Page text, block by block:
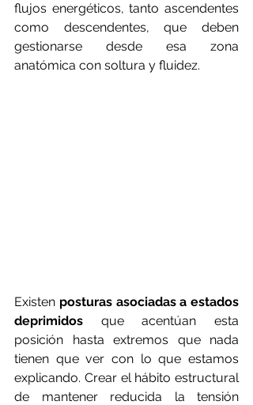
flujos energéticos, tanto ascendentes
como descendentes, que deben
gestionarse desde esa zona
anatómica con soltura y fluidez.
Existen posturas asociadas a estados
deprimidos que acentúan esta
posición hasta extremos que nada
tienen que ver con lo que estamos
explicando. Crear el hábito estructural
de mantener reducida la tensión